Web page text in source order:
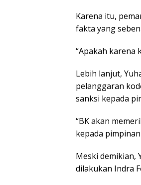
Karena itu,
fakta yang
“Apakah karena
Lebih lanjut,
pelanggaran
sanksi kepada
“BK akan
kepada
Meski demikian,
dilakukan Indra